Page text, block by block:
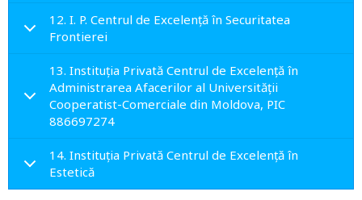
12. I. P. Centrul de Excelență în Securitatea
Frontierei
13. Instituția Privată Centrul de Excelență în
Administrarea Afacerilor al Universității
Cooperatist-Comerciale din Moldova, PIC
886697274
14. Instituția Privată Centrul de Excelență în
Estetică